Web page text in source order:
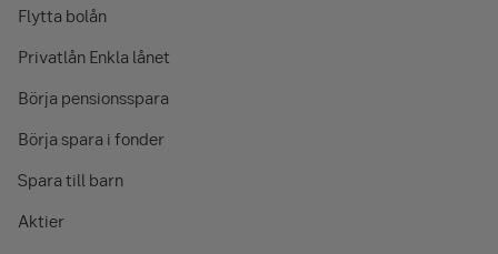
Flytta bolån
Privatlån Enkla lånet
Börja pensionsspara
Börja spara i fonder
Spara till barn
Aktier